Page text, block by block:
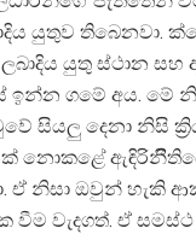
යුතුව තිබෙනවා.
යුතු ස්ථාන
ගමේ අය. මේ
සියලු දෙනා නිසි
නොකළේ
ඒ නිසා ඔවුන් හැකි
වීම වැදගත්. ඒ